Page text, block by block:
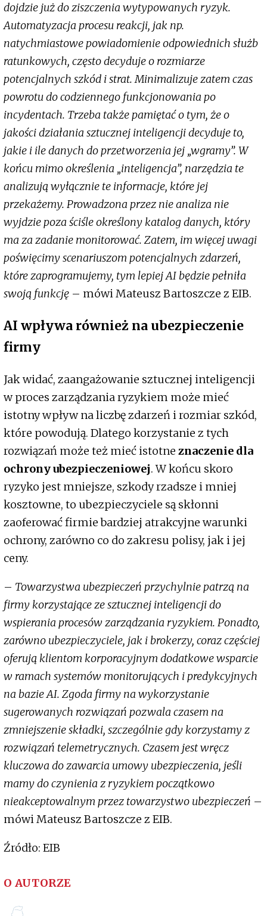
dojdzie już do ziszczenia wytypowanych ryzyk.
Automatyzacja procesu reakcji, jak np.
natychmiastowe powiadomienie odpowiednich służb
ratunkowych, często decyduje o rozmiarze
potencjalnych szkód i strat. Minimalizuje zatem czas
powrotu do codziennego funkcjonowania po
incydentach. Trzeba także pamiętać o tym, że o
jakości działania sztucznej inteligencji decyduje to,
jakie i ile danych do przetworzenia jej „wgramy”. W
końcu mimo określenia „inteligencja”, narzędzia te
analizują wyłącznie te informacje, które jej
przekażemy. Prowadzona przez nie analiza nie
wyjdzie poza ściśle określony katalog danych, który
ma za zadanie monitorować. Zatem, im więcej uwagi
poświęcimy scenariuszom potencjalnych zdarzeń,
które zaprogramujemy, tym lepiej AI będzie pełniła
swoją funkcję – mówi Mateusz Bartoszcze z EIB.
AI wpływa również na ubezpieczenie
firmy
Jak widać, zaangażowanie sztucznej inteligencji
w proces zarządzania ryzykiem może mieć
istotny wpływ na liczbę zdarzeń i rozmiar szkód,
które powodują. Dlatego korzystanie z tych
rozwiązań może też mieć istotne znaczenie dla
ochrony ubezpieczeniowej. W końcu skoro
ryzyko jest mniejsze, szkody rzadsze i mniej
kosztowne, to ubezpieczyciele są skłonni
zaoferować firmie bardziej atrakcyjne warunki
ochrony, zarówno co do zakresu polisy, jak i jej
ceny.
– Towarzystwa ubezpieczeń przychylnie patrzą na
firmy korzystające ze sztucznej inteligencji do
wspierania procesów zarządzania ryzykiem. Ponadto,
zarówno ubezpieczyciele, jak i brokerzy, coraz częściej
oferują klientom korporacyjnym dodatkowe wsparcie
w ramach systemów monitorujących i predykcyjnych
na bazie AI. Zgoda firmy na wykorzystanie
sugerowanych rozwiązań pozwala czasem na
zmniejszenie składki, szczególnie gdy korzystamy z
rozwiązań telemetrycznych. Czasem jest wręcz
kluczowa do zawarcia umowy ubezpieczenia, jeśli
mamy do czynienia z ryzykiem początkowo
nieakceptowalnym przez towarzystwo ubezpieczeń –
mówi Mateusz Bartoszcze z EIB.
Źródło: EIB
O AUTORZE